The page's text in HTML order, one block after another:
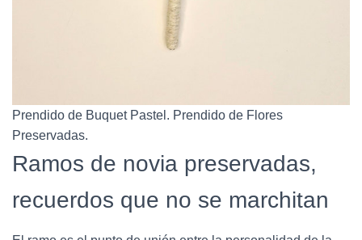
Prendido de Buquet Pastel. Prendido de Flores
Preservadas.
Ramos de novia preservadas,
recuerdos que no se marchitan